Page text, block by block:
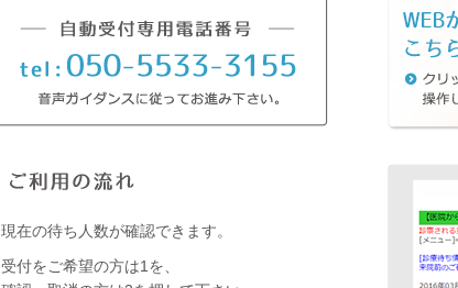
現在の待ち人数が確認できます。
受付をご希望の方は1を、